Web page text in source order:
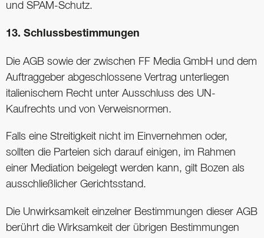
und SPAM-Schutz.
13. Schlussbestimmungen
Die AGB sowie der zwischen FF Media GmbH und dem
Auftraggeber abgeschlossene Vertrag unterliegen
italienischem Recht unter Ausschluss des UN-
Kaufrechts und von Verweisnormen.
Falls eine Streitigkeit nicht im Einvernehmen oder,
sollten die Parteien sich darauf einigen, im Rahmen
einer Mediation beigelegt werden kann, gilt Bozen als
ausschließlicher Gerichtsstand.
Die Unwirksamkeit einzelner Bestimmungen dieser AGB
berührt die Wirksamkeit der übrigen Bestimmungen